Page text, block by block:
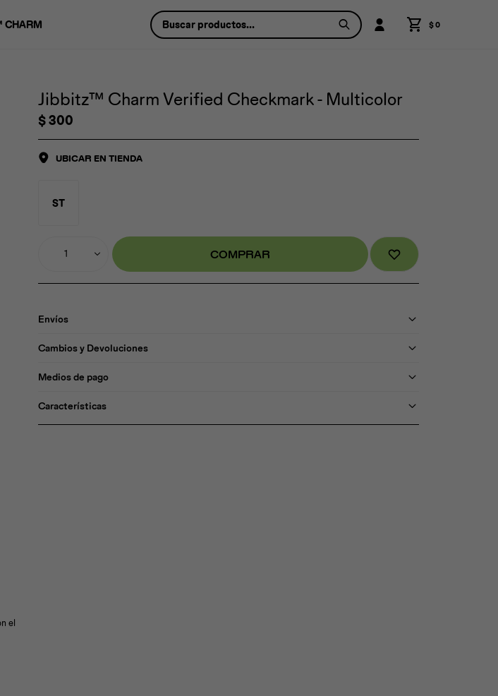
CHARM $0
Jibbitz™ Charm Verified Checkmark - Multicolor
$300
UBICAR EN TIENDA
ST
1 COMPRAR
Envíos
Cambios y Devoluciones
Medios de pago
Características
el